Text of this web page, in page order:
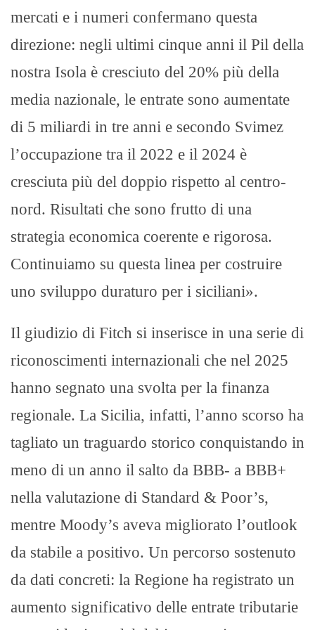
mercati e i numeri confermano questa
direzione: negli ultimi cinque anni il Pil della
nostra Isola è cresciuto del 20% più della
media nazionale, le entrate sono aumentate
di 5 miliardi in tre anni e secondo Svimez
l’occupazione tra il 2022 e il 2024 è
cresciuta più del doppio rispetto al centro-
nord. Risultati che sono frutto di una
strategia economica coerente e rigorosa.
Continuiamo su questa linea per costruire
uno sviluppo duraturo per i siciliani».
Il giudizio di Fitch si inserisce in una serie di
riconoscimenti internazionali che nel 2025
hanno segnato una svolta per la finanza
regionale. La Sicilia, infatti, l’anno scorso ha
tagliato un traguardo storico conquistando in
meno di un anno il salto da BBB- a BBB+
nella valutazione di Standard & Poor’s,
mentre Moody’s aveva migliorato l’outlook
da stabile a positivo. Un percorso sostenuto
da dati concreti: la Regione ha registrato un
aumento significativo delle entrate tributarie